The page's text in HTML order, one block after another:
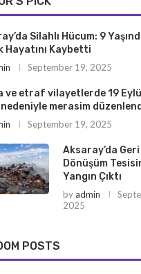
Silahlı Hücum: 9
Hayatını Kaybetti
September 19, 2025
ve etraf vilayetlerde 19
nedeniyle merasim
September 19, 2025
Aksaray’da Geri
Dönüşüm
Yangın Çıktı
byadmin
2025
POSTS